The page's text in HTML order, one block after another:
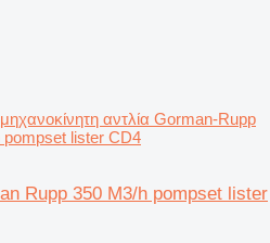
μηχανοκίνητη αντλία Gorman-Rupp
lister CD4
Rupp 350 M3/h pompset lister